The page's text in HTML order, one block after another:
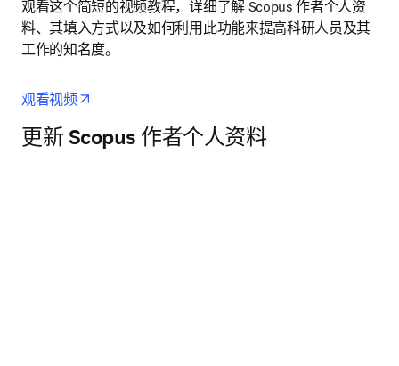
观看这个简短的视频教程，详细了解 Scopus 作者个人资
料、其填入方式以及如何利用此功能来提高科研人员及其
工作的知名度。
观看视频
更新 Scopus 作者个人资料